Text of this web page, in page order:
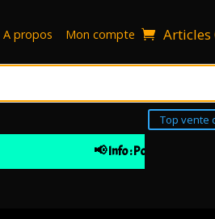
A propos Mon compte Articles
Top vente
📢 Info : Pour votre 1ière